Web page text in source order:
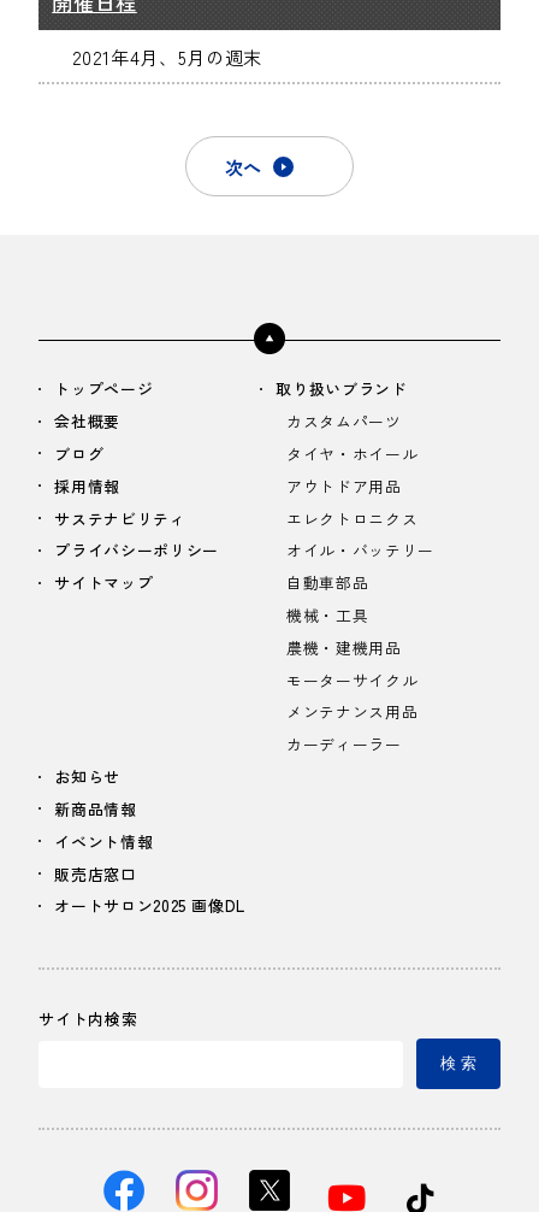
2021年4月、5月の週末
次へ
トップページ
会社概要
ブログ
採用情報
サステナビリティ
プライバシーポリシー
サイトマップ
取り扱いブランド
カスタムパーツ
タイヤ・ホイール
アウトドア用品
エレクトロニクス
オイル・バッテリー
自動車部品
機械・工具
農機・建機用品
モーターサイクル
メンテナンス用品
カーディーラー
お知らせ
新商品情報
イベント情報
販売店窓口
オートサロン2025 画像DL
サイト内検索
検 索